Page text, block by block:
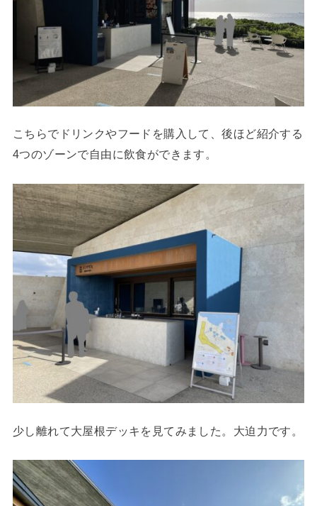
こちらでドリンクやフードを購入して、後ほど紹介する
4つのゾーンで自由に飲食ができます。
少し離れて大屋根デッキを見てみました。大迫力です。